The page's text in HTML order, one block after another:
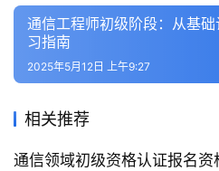
通信工程师初级阶段：从基
习指南
2025年5月12日 上午9:27
相关推荐
通信领域初级资格认证报名